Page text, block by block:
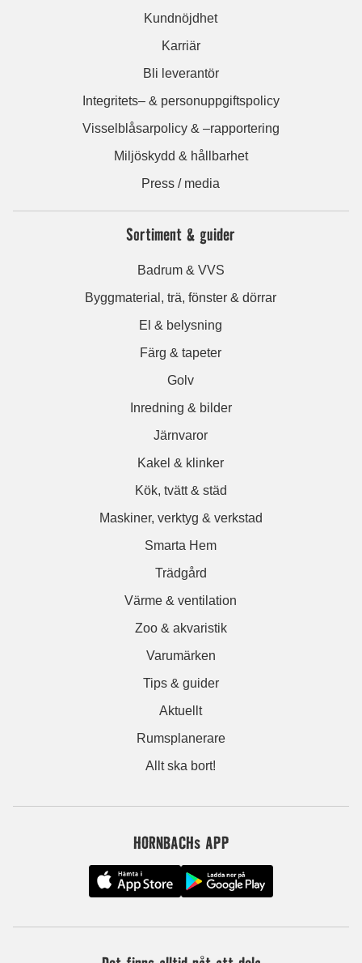
Kundnöjdhet
Karriär
Bli leverantör
Integritets– & personuppgiftspolicy
Visselblåsarpolicy & –rapportering
Miljöskydd & hållbarhet
Press / media
Sortiment & guider
Badrum & VVS
Byggmaterial, trä, fönster & dörrar
El & belysning
Färg & tapeter
Golv
Inredning & bilder
Järnvaror
Kakel & klinker
Kök, tvätt & städ
Maskiner, verktyg & verkstad
Smarta Hem
Trädgård
Värme & ventilation
Zoo & akvaristik
Varumärken
Tips & guider
Aktuellt
Rumsplanerare
Allt ska bort!
HORNBACHs APP